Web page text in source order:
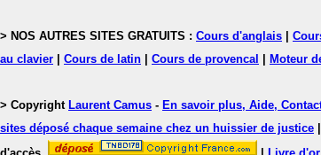
> NOS AUTRES SITES GRATUITS : Cours d'anglais
au clavier
Cours de latin Cours de provencal Moteur
> Copyright Laurent Camus - En savoir plus, Aide,
sites déposé chaque semaine chez un huissier de justice